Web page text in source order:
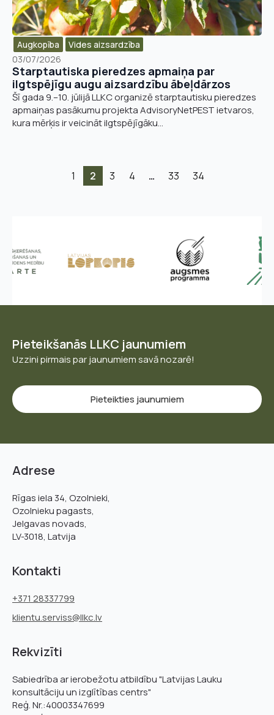
Augkopība
Vides aizsardzība​
03/07/2026
Starptautiska pieredzes apmaiņa par
ilgtspējīgu augu aizsardzību ābeļdārzos
Šī gada 9.–10. jūlijā LLKC organizē starptautisku pieredzes
apmaiņas pasākumu projekta AdvisoryNetPEST ietvaros,
kura mērķis ir veicināt ilgtspējīgāku...
1 2 3 4 … 33 34
Pieteikšanās LLKC jaunumiem
Uzzini pirmais par jaunumiem savā nozarē!
Pieteikties jaunumiem
Adrese
Rīgas iela 34, Ozolnieki,
Ozolnieku pagasts,
Jelgavas novads,
LV-3018, Latvija
Kontakti
+371 28337799
klientu.serviss@llkc.lv
Rekvizīti
Sabiedrība ar ierobežotu atbildību "Latvijas Lauku
konsultāciju un izglītības centrs"
Reģ. Nr.:40003347699